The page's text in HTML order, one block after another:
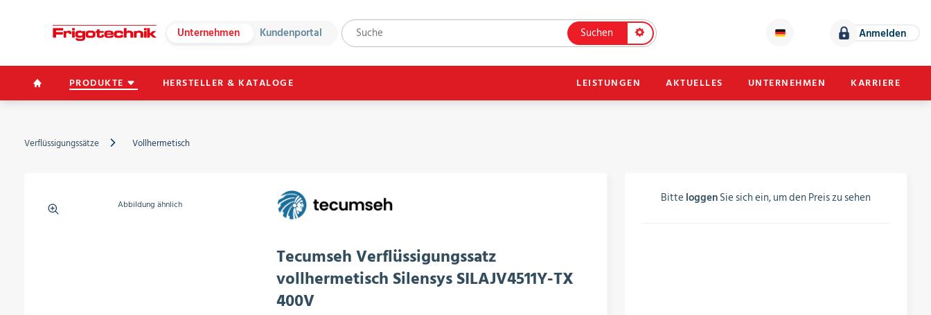
Unternehmen Kundenportal Suchen Anmelden
PRODUKTE HERSTELLER & KATALOGE LEISTUNGEN AKTUELLES UNTERNEHMEN KARRIERE
Verflüssigungssätze Vollhermetisch
Abbildung ähnlich
Tecumseh Verflüssigungssatz
vollhermetisch Silensys SILAJV4511Y-TX
400V
Bitte loggenSie sich ein, um den Preis zu sehen